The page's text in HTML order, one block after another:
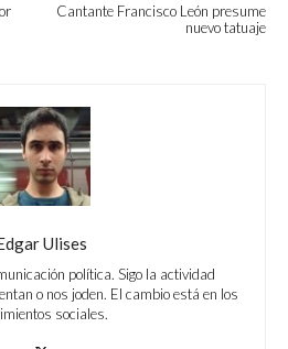
Cantante Francisco León presume
nuevo tatuaje
Ulises
política. Sigo la actividad
o nos joden. El cambio está en los
sociales.